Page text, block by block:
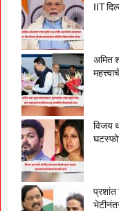
IIT
अमित
विजय
प्रशांत